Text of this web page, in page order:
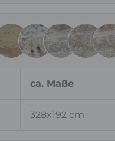
ca. Maße
328x192 cm